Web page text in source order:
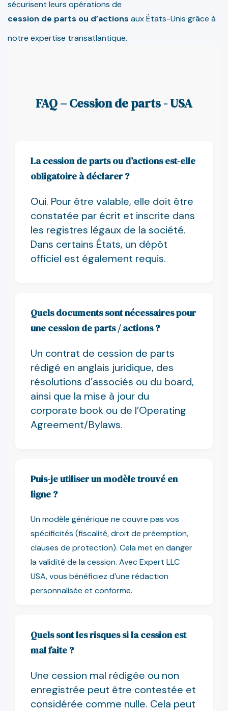
sécurisent leurs opérations de
cession de parts ou d’actions aux États-Unis grâce à
notre expertise transatlantique.
FAQ – Cession de parts - USA
La cession de parts ou d’actions est-elle
obligatoire à déclarer ?
Oui. Pour être valable, elle doit être
constatée par écrit et inscrite dans
les registres légaux de la société.
Dans certains États, un dépôt
officiel est également requis.
Quels documents sont nécessaires pour
une cession de parts / actions ?
Un contrat de cession de parts
rédigé en anglais juridique, des
résolutions d’associés ou du board,
ainsi que la mise à jour du
corporate book ou de l’Operating
Agreement/Bylaws.
Puis-je utiliser un modèle trouvé en
ligne ?
Un modèle générique ne couvre pas vos
spécificités (fiscalité, droit de préemption,
clauses de protection). Cela met en danger
la validité de la cession. Avec Expert LLC
USA, vous bénéficiez d’une rédaction
personnalisée et conforme.
Quels sont les risques si la cession est
mal faite ?
Une cession mal rédigée ou non
enregistrée peut être contestée et
considérée comme nulle. Cela peut